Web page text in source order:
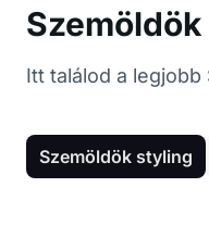
Itt találod a
Szemöldök styling